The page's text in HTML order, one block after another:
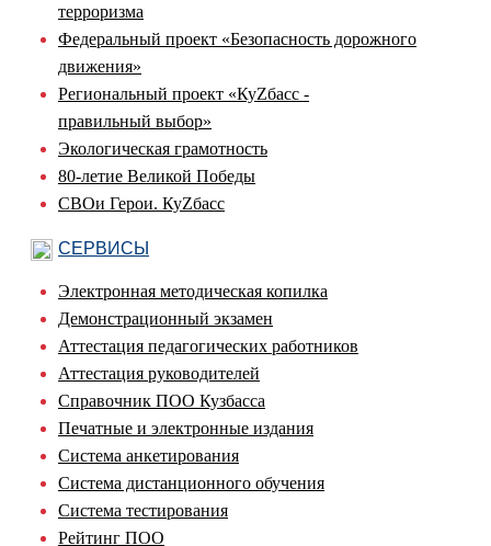
терроризма
Федеральный проект «Безопасность дорожного
движения»
Региональный проект «КуZбасс -
правильный выбор»
Экологическая грамотность
80-летие Великой Победы
СВОи Герои. КуZбасс
СЕРВИСЫ
Электронная методическая копилка
Демонстрационный экзамен
Аттестация педагогических работников
Аттестация руководителей
Справочник ПОО Кузбасса
Печатные и электронные издания
Система анкетирования
Система дистанционного обучения
Система тестирования
Рейтинг ПОО